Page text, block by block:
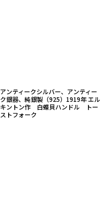
アンティークシルバー、アンティー
ク銀器、純銀製（925）1919年 エル
キントン作 白蝶貝ハンドル トー
ストフォーク